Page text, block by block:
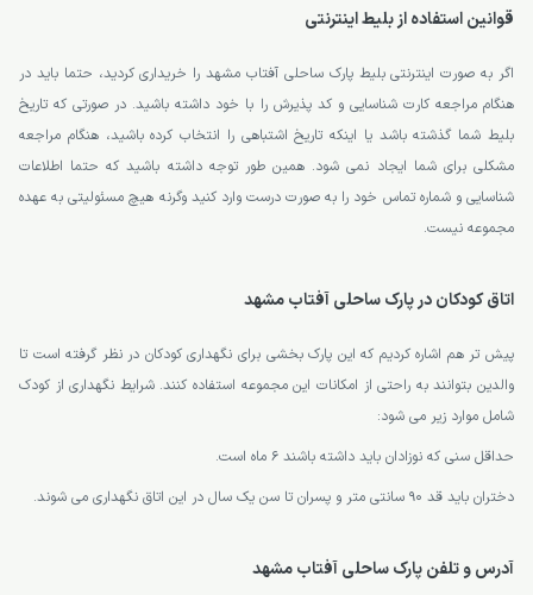
قوانین استفاده از بلیط اینترنتی
اگر به صورت اینترنتی بلیط پارک ساحلی آفتاب مشهد را خریداری کردید، حتما باید در
هنگام مراجعه کارت شناسایی و کد پذیرش را با خود داشته باشید. در صورتی که تاریخ
بلیط شما گذشته باشد یا اینکه تاریخ اشتباهی را انتخاب کرده باشید، هنگام مراجعه
مشکلی برای شما ایجاد نمی شود. همین طور توجه داشته باشید که حتما اطلاعات
شناسایی و شماره تماس خود را به صورت درست وارد کنید وگرنه هیچ مسئولیتی به عهده
مجموعه نیست.
اتاق کودکان در پارک ساحلی آفتاب مشهد
پیش تر هم اشاره کردیم که این پارک بخشی برای نگهداری کودکان در نظر گرفته است تا
والدین بتوانند به راحتی از امکانات این مجموعه استفاده کنند. شرایط نگهداری از کودک
شامل موارد زیر می شود:
حداقل سنی که نوزادان باید داشته باشند 6 ماه است.
دختران باید قد 90 سانتی متر و پسران تا سن یک سال در این اتاق نگهداری می شوند.
آدرس و تلفن پارک ساحلی آفتاب مشهد